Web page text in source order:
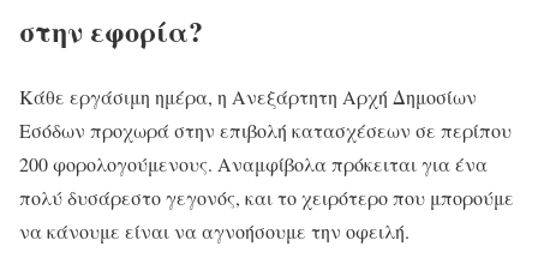
στην εφορία?
Κάθε εργάσιμη ημέρα, η Ανεξάρτητη Αρχή Δημοσίων
Εσόδων προχωρά στην επιβολή κατασχέσεων σε περίπου
200 φορολογούμενους. Αναμφίβολα πρόκειται για ένα
πολύ δυσάρεστο γεγονός, και το χειρότερο που μπορούμε
να κάνουμε είναι να αγνοήσουμε την οφειλή.